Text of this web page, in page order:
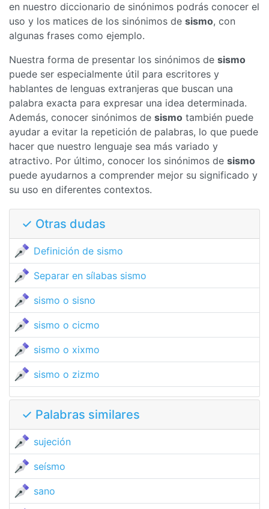
en nuestro diccionario de sinónimos podrás conocer el
uso y los matices de los sinónimos de sismo, con
algunas frases como ejemplo.
Nuestra forma de presentar los sinónimos de sismo
puede ser especialmente útil para escritores y
hablantes de lenguas extranjeras que buscan una
palabra exacta para expresar una idea determinada.
Además, conocer sinónimos de sismo también puede
ayudar a evitar la repetición de palabras, lo que puede
hacer que nuestro lenguaje sea más variado y
atractivo. Por último, conocer los sinónimos de sismo
puede ayudarnos a comprender mejor su significado y
su uso en diferentes contextos.
✓ Otras dudas
Definición de sismo
Separar en sílabas sismo
sismo o sisno
sismo o cicmo
sismo o xixmo
sismo o zizmo
✓ Palabras similares
sujeción
seísmo
sano